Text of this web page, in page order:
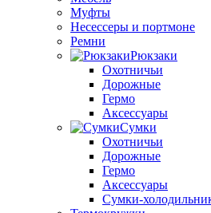
Муфты
Несессеры и портмоне
Ремни
Рюкзаки
Охотничьи
Дорожные
Гермо
Аксессуары
Сумки
Охотничьи
Дорожные
Гермо
Аксессуары
Сумки-